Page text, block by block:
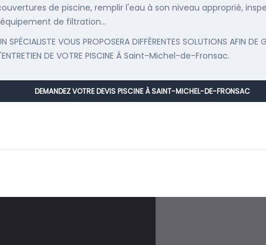
de piscine, remplir l'eau à son niveau approprié,
de filtration...
SPÉCIALISTE VOUS PROPOSERA DIFFÉRENTES SOLUTIONS AFIN DE
DE VOTRE PISCINE À Saint-Michel-de-Fronsac.
DEMANDEZ VOTRE DEVIS PISCINE À SAINT-MICHEL-DE-FRONSAC